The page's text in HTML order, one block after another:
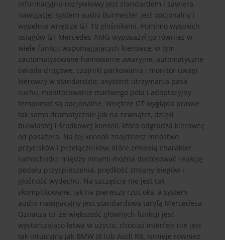
informacyjno-rozrywkowy jest standardem i zawiera
nawigację; system audio Burmester jest opcjonalny i
wypełnia wnętrze GT 10 głośnikami. Pomimo wysokich
osiągów GT Mercedes-AMG wyposażył go również w
wiele funkcji wspomagających kierowcę, w tym
zautomatyzowane hamowanie awaryjne, automatyczne
światła drogowe, czujniki parkowania i monitor uwagi
kierowcy w standardzie; asystent utrzymania pasa
ruchu, monitorowanie martwego pola i adaptacyjny
tempomat są opcjonalne. Wnętrze GT wygląda prawie
tak samo dramatycznie jak na zewnątrz, dzięki
bulwiastej i środkowej konsoli, która odgradza kierowcę
od pasażera. Na tej konsoli znajdziesz mnóstwo
przycisków i przełączników, które zmienią charakter
samochodu; między innymi można dostosować reakcję
pedału przyspieszenia, prędkość zmiany biegów i
głośność wydechu. Na szczęście nie jest tak
skomplikowane, jak na pierwszy rzut oka, a system
audio-nawigacyjny jest standardową taryfą Mercedesa.
Oznacza to, że większość głównych funkcji jest
wystarczająco łatwa w użyciu, chociaż interfejs nie jest
tak intuicyjny jak BMW i8 lub Audi R8. Istnieje również